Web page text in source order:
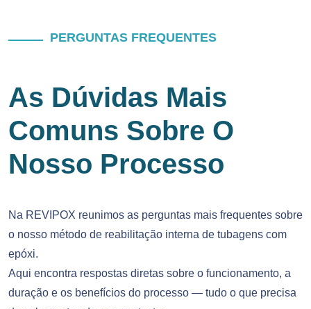
PERGUNTAS FREQUENTES
As Dúvidas Mais
Comuns Sobre O
Nosso Processo
Na REVIPOX reunimos as perguntas mais frequentes sobre
o nosso método de reabilitação interna de tubagens com
epóxi.
Aqui encontra respostas diretas sobre o funcionamento, a
duração e os benefícios do processo — tudo o que precisa